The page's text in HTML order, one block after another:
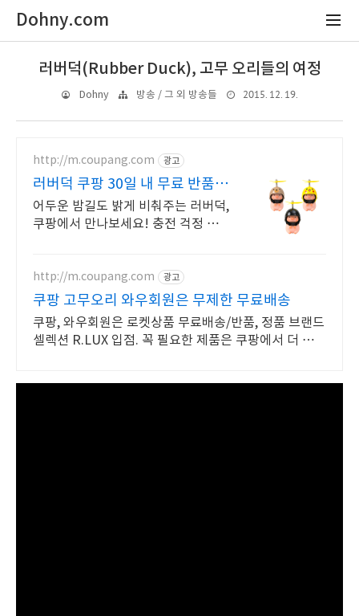
Dohny.com
러버덕(Rubber Duck), 고무 오리들의 여정
Dohny 방송 / 그 외 방송들 2015. 12. 19.
http://m.coupang.com 광고
러버덕 쿠팡 30일 내 무료 반품
혜택
어두운 밤길도 밝게 비춰주는 러버덕,
쿠팡에서 만나보세요! 충전 걱정 없
http://m.coupang.com 광고
쿠팡 고무오리 와우회원은 무제한 무료배송
쿠팡, 와우회원은 로켓상품 무료배송/반품, 정품 브랜드
셀렉션 R.LUX 입점. 꼭 필요한 제품은 쿠팡에서 더 저렴